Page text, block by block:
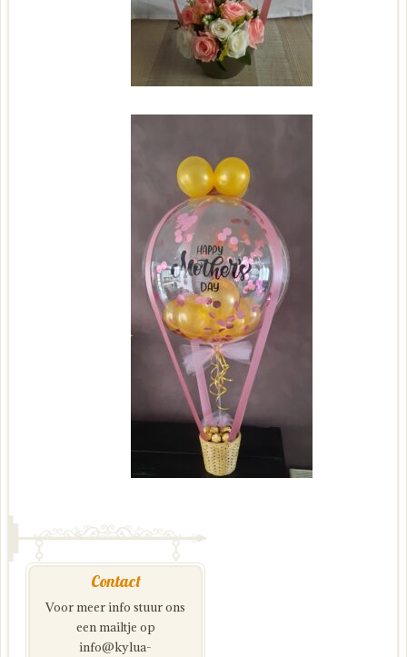
Contact
Voor meer info stuur ons
een mailtje op
info@kylua-